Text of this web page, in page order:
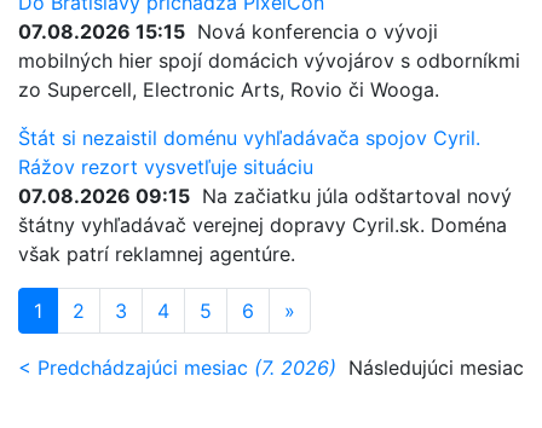
07.08.2026 15:15 Nová konferencia o vývoji
mobilných hier spojí domácich vývojárov s odborníkmi
zo Supercell, Electronic Arts, Rovio či Wooga.
Štát si nezaistil doménu vyhľadávača spojov Cyril.
Rážov rezort vysvetľuje situáciu
07.08.2026 09:15 Na začiatku júla odštartoval nový
štátny vyhľadávač verejnej dopravy Cyril.sk. Doména
však patrí reklamnej agentúre.
1 2 3 4 5 6 »
< Predchádzajúci mesiac (7. 2026) Následujúci mesiac